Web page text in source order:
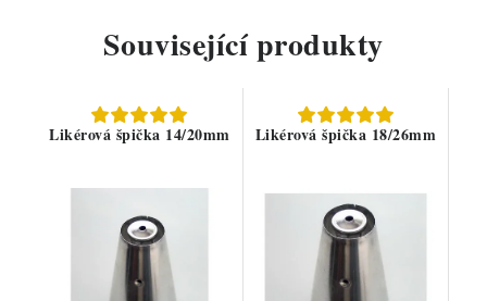
Související produkty
Likérová špička 14/20mm Likérová špička 18/26mm